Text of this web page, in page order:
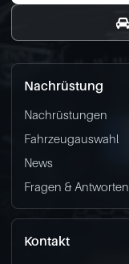
Nachrüstung
Nachrüstungen
Fahrzeugauswahl
News
Fragen & Antworten
Kontakt